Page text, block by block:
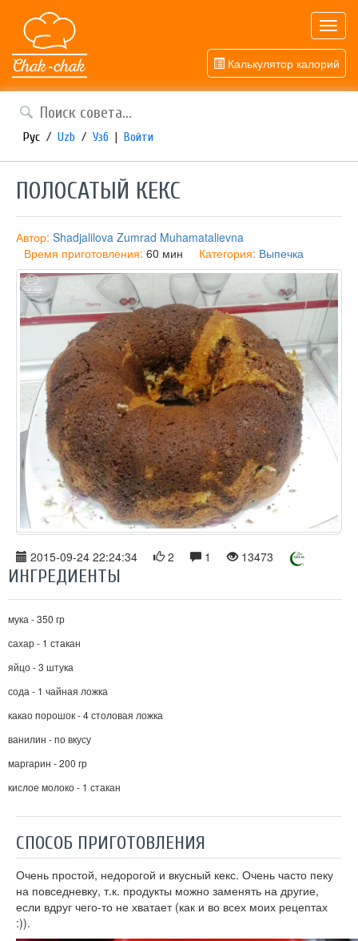
Калькулятор калорий
Рус / Uzb / Узб | Войти
ПОЛОСАТЫЙ КЕКС
Автор: Shadjalilova Zumrad Muhamatalievna
Время приготовления: 60 мин Категория: Выпечка
2015-09-24 22:24:34 2 1 13473
ИНГРЕДИЕНТЫ
мука - 350 гр
сахар - 1 стакан
яйцо - 3 штука
сода - 1 чайная ложка
какао порошок - 4 столовая ложка
ванилин - по вкусу
маргарин - 200 гр
кислое молоко - 1 стакан
СПОСОБ ПРИГОТОВЛЕНИЯ
Очень простой, недорогой и вкусный кекс. Очень часто пеку
на повседневку, т.к. продукты можно заменять на другие,
если вдруг чего-то не хватает (как и во всех моих рецептах
:)).